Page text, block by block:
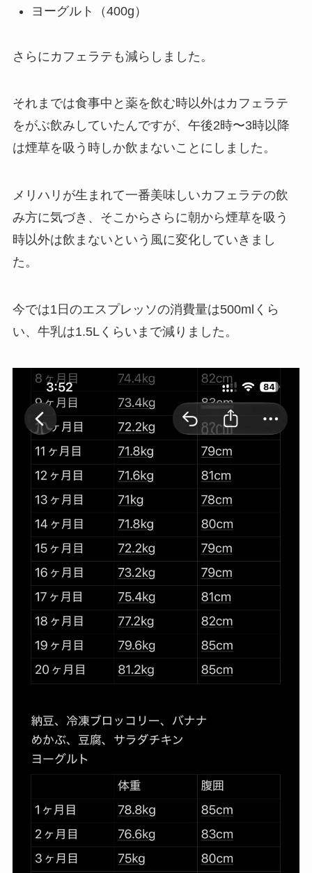
ヨーグルト（400g）
さらにカフェラテも減らしました。
それまでは食事中と薬を飲む時以外はカフェラテ
をがぶ飲みしていたんですが、午後2時〜3時以降
は煙草を吸う時しか飲まないことにしました。
メリハリが生まれて一番美味しいカフェラテの飲
み方に気づき、そこからさらに朝から煙草を吸う
時以外は飲まないという風に変化していきまし
た。
今では1日のエスプレッソの消費量は500mlくら
い、牛乳は1.5Lくらいまで減りました。